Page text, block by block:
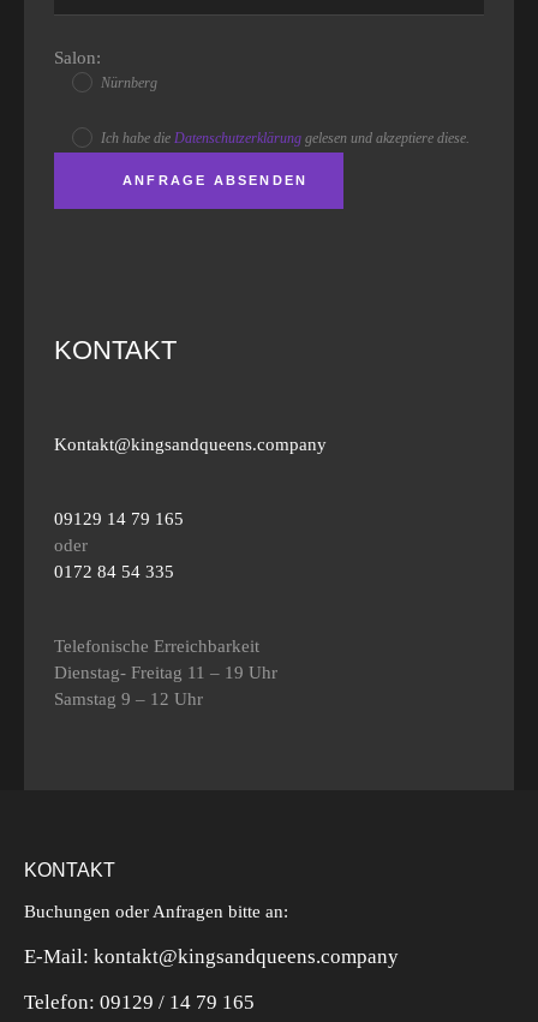
Salon:
Nürnberg
Ich habe die Datenschutzerklärung gelesen und akzeptiere diese.
KONTAKT
Kontakt@kingsandqueens.company
09129 14 79 165
oder
0172 84 54 335
Telefonische Erreichbarkeit
Dienstag- Freitag 11 – 19 Uhr
Samstag 9 – 12 Uhr
KONTAKT
Buchungen oder Anfragen bitte an:
E-Mail: kontakt@kingsandqueens.company
Telefon: 09129 / 14 79 165